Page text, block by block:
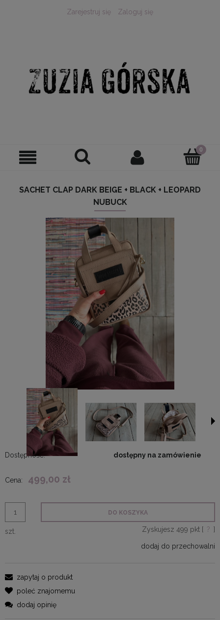
Zarejestruj się Zaloguj się
SACHET CLAP DARK BEIGE + BLACK + LEOPARD
NUBUCK
Dostępność: dostępny na zamówienie
Cena: 499,00 zł
szt.
DO KOSZYKA
Zyskujesz 499 pkt [ ? ]
dodaj do przechowalni
zapytaj o produkt
poleć znajomemu
dodaj opinię